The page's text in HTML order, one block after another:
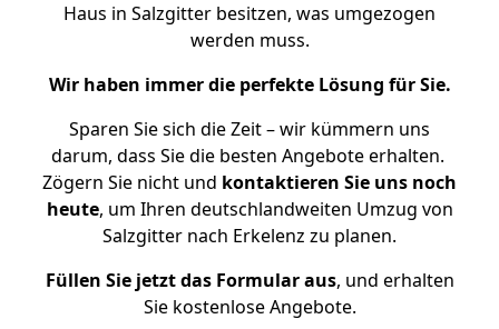
Haus in Salzgitter besitzen, was umgezogen
werden muss.
Wir haben immer die perfekte Lösung für Sie.
Sparen Sie sich die Zeit – wir kümmern uns
darum, dass Sie die besten Angebote erhalten.
Zögern Sie nicht und kontaktieren Sie uns noch
heute, um Ihren deutschlandweiten Umzug von
Salzgitter nach Erkelenz zu planen.
Füllen Sie jetzt das Formular aus, und erhalten
Sie kostenlose Angebote.